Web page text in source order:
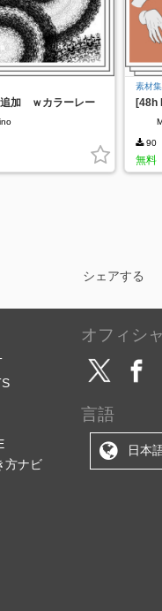
加 ｗカラーレー
素材集
[48h
90
無料
シェアする
方ナビ
オフィシ
言語
日本